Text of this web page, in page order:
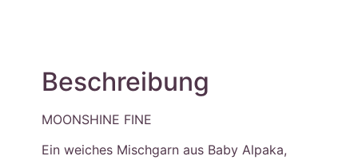
Beschreibung
MOONSHINE FINE
Ein weiches Mischgarn aus Baby Alpaka,